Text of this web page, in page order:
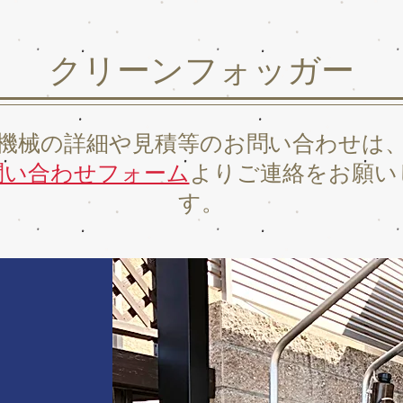
クリーンフォッガー
械の詳細や見積等のお問い合わせは
合わせフォーム よりご連絡をお願
す。